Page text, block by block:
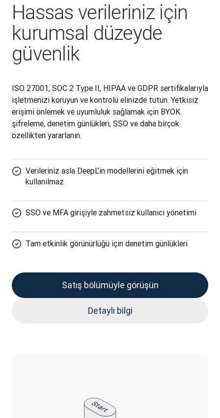
Hassas verileriniz için
kurumsal düzeyde
güvenlik
ISO 27001, SOC 2 Type II, HIPAA ve GDPR sertifikalarıyla
işletmenizi koruyun ve kontrolü elinizde tutun. Yetkisiz
erişimi önlemek ve uyumluluk sağlamak için BYOK
şifreleme, denetim günlükleri, SSO ve daha birçok
özellikten yararlanın.
Verileriniz asla DeepL’in modellerini eğitmek için
kullanılmaz
SSO ve MFA girişiyle zahmetsiz kullanıcı yönetimi
Tam etkinlik görünürlüğü için denetim günlükleri
Satış bölümüyle görüşün
Detaylı bilgi